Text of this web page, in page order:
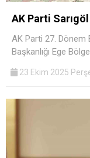
AK Parti Sarıgöl
AK Parti 27. Dönem
Başkanlığı Ege
23 Ekim 2025